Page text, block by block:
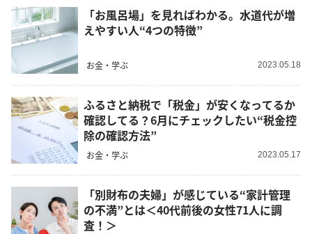
「お風呂場」を見ればわかる。水道代が増
えやすい人“4つの特徴”
お金・学ぶ 2023.05.18
ふるさと納税で「税金」が安くなってるか
確認してる？6月にチェックしたい“税金控
除の確認方法”
お金・学ぶ 2023.05.17
「別財布の夫婦」が感じている“家計管理
の不満”とは＜40代前後の女性71人に調
査！＞